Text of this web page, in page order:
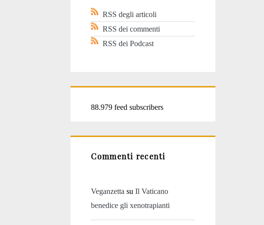
RSS degli articoli
RSS dei commenti
RSS dei Podcast
88.979 feed subscribers
Commenti recenti
Veganzetta suIl Vaticano
benedice gli xenotrapianti